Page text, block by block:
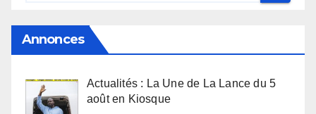
Annonces
Actualités : La Une de La Lance du 5
août en Kiosque